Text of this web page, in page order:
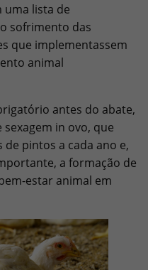
uma lista de
sofrimento das
que implementassem
animal
antes do abate,
in ovo, que
pintos a cada ano e,
a formação de
estar animal em